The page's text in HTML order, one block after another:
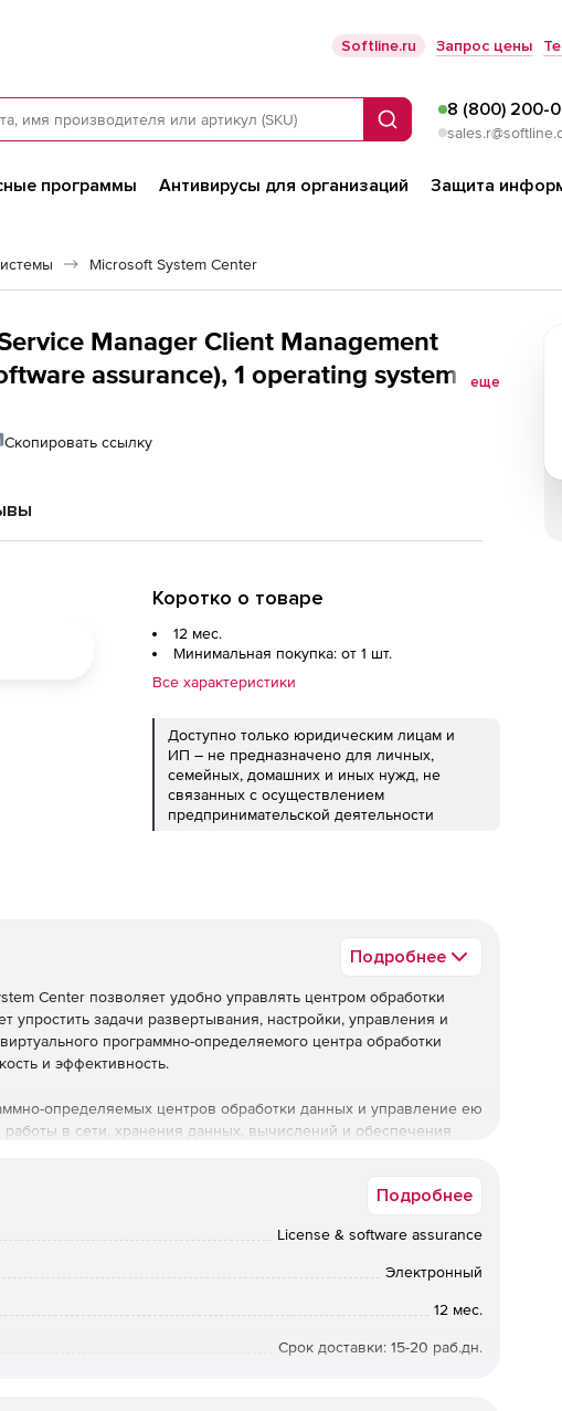
Softline.ru Запрос цены
Поиск
8 (800) 200-
программы Антивирусы для организаций Защита
Microsoft System Center
Manager Client Management
assurance), 1 operating system
Value Subscription - level C - additional
Languages
еще
Скопировать ссылку
Коротко о товаре
12 мес.
Минимальная покупка: от 1 шт.
Все характеристики
Доступно только юридическим лицам и
ИП – не предназначено для личных,
семейных, домашних и иных нужд, не
связанных с осуществлением
предпринимательской деятельности
Подробнее
Center позволяет удобно управлять центром обработки
упростить задачи развертывания, настройки, управления и
программно-определяемого центра обработки
и эффективность.
определяемых центров обработки данных и управление ею
в сети, хранения данных, вычислений и обеспечения
в инфраструктуре, рабочих нагрузках и
Подробнее
License & software assurance
Электронный
12 мес.
Срок доставки: 15-20 раб.дн.